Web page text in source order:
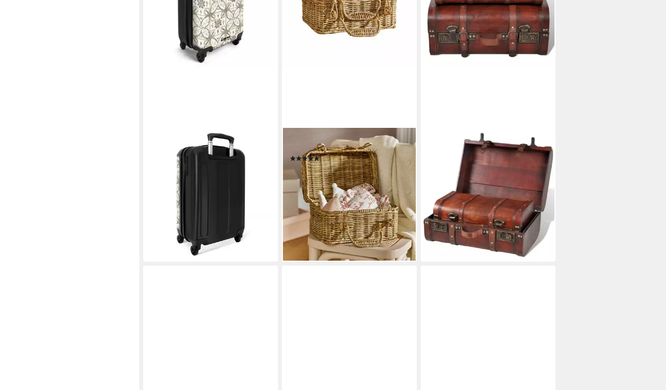
NOBORINGSUITCASES.COM©
Hartschalen-Trolley Antik - Fliese -
Beige 55x35x20cm, 4 Rollen, Kinder
Koffer Klein, Trolley Handgepäck,
Reisekoffer
ab 80,70 €
lieferbar - in 3-4 Werktagen bei dir
Kinderkoffer Koffer Fableton braun
(1)
51,95 € UVP58,95 €
-12%
lieferbar - in 4-5 Werktagen bei dir
Truhe Dekokoffer aus Holz 2 Stk
Retro-Stil Braun
ab 85,15 €
lieferbar - in 4-5 Werktagen bei dir